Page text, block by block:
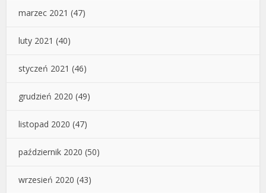
marzec 2021 (47)
luty 2021 (40)
styczeń 2021 (46)
grudzień 2020 (49)
listopad 2020 (47)
październik 2020 (50)
wrzesień 2020 (43)